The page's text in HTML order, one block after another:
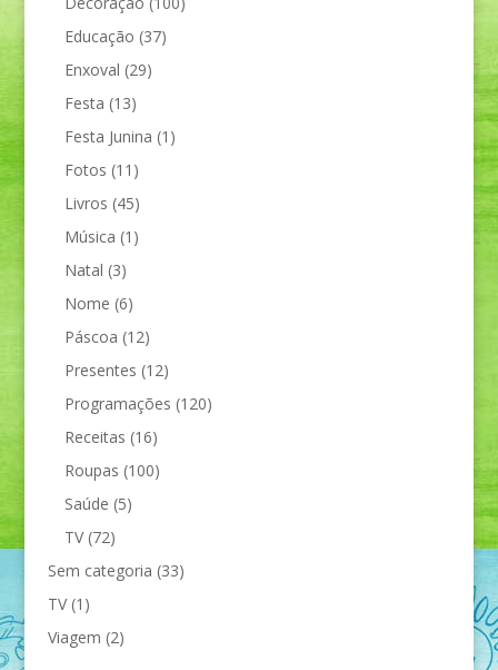
Educação (37)
Enxoval (29)
Festa (13)
Festa Junina (1)
Fotos (11)
Livros (45)
Música (1)
Natal (3)
Nome (6)
Páscoa (12)
Presentes (12)
Programações (120)
Receitas (16)
Roupas (100)
Saúde (5)
TV(72)
Sem categoria (33)
TV(1)
Viagem (2)